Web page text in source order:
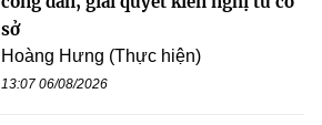
sở
Hoàng Hưng (Thực hiện)
13:07 06/08/2026